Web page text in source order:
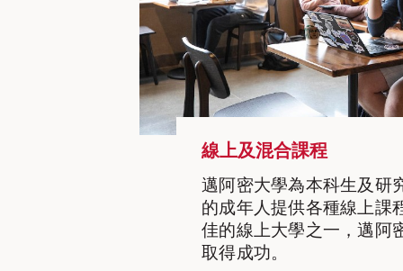
線上及混合課程
邁阿密大學為本科生及研
的成年人提供各種線上課
佳的線上大學之一，邁阿
取得成功。